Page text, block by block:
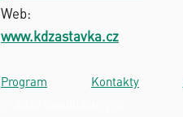
Web:
www.kdzastavka.cz
Program Kontakty·